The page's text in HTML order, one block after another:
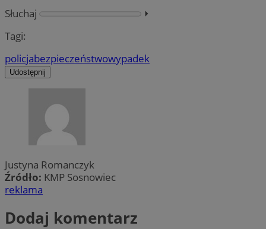
Słuchaj
⏵︎
Tagi:
policjabezpieczeństwowypadek
Udostępnij
Justyna Romanczyk
Źródło: KMP Sosnowiec
reklama
Dodaj komentarz